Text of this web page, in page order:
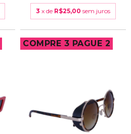
3 x de R$25,00 sem juros
COMPRE 3 PAGUE 2